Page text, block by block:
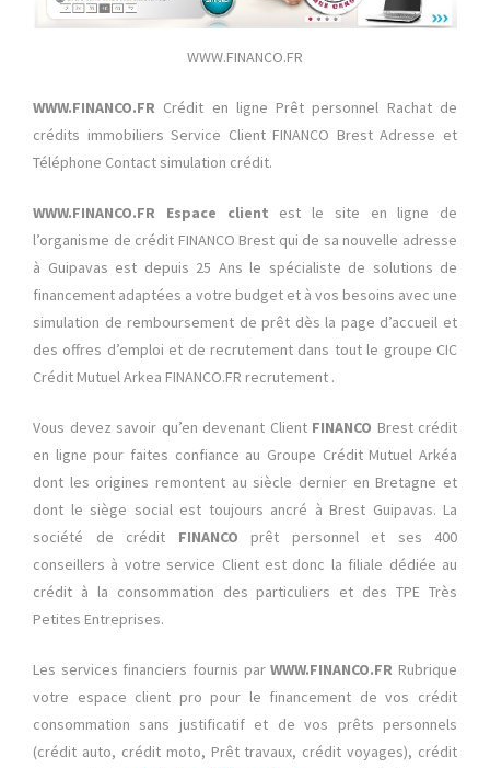
WWW.FINANCO.FR
WWW.FINANCO.FR Crédit en ligne Prêt personnel Rachat de
crédits immobiliers Service Client FINANCO Brest Adresse et
Téléphone Contact simulation crédit.
WWW.FINANCO.FR Espace client est le site en ligne de
l’organisme de crédit FINANCO Brest qui de sa nouvelle adresse
à Guipavas est depuis 25 Ans le spécialiste de solutions de
financement adaptées a votre budget et à vos besoins avec une
simulation de remboursement de prêt dès la page d’accueil et
des offres d’emploi et de recrutement dans tout le groupe CIC
Crédit Mutuel Arkea FINANCO.FR recrutement .
Vous devez savoir qu’en devenant Client FINANCO Brest crédit
en ligne pour faites confiance au Groupe Crédit Mutuel Arkéa
dont les origines remontent au siècle dernier en Bretagne et
dont le siège social est toujours ancré à Brest Guipavas. La
société de crédit FINANCO prêt personnel et ses 400
conseillers à votre service Client est donc la filiale dédiée au
crédit à la consommation des particuliers et des TPE Très
Petites Entreprises.
Les services financiers fournis parWWW.FINANCO.FR Rubrique
votre espace client pro pour le financement de vos crédit
consommation sans justificatif et de vos prêts personnels
(crédit auto, crédit moto, Prêt travaux, crédit voyages), crédit